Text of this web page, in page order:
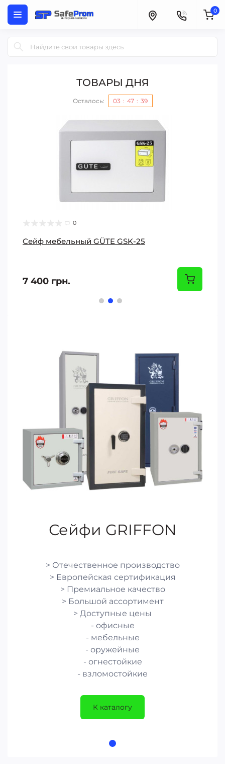
0
Сейфи GRIFFON
> Отечественное производство
> Европейская сертификация
> Премиальное качество
> Большой ассортимент
> Доступные цены
- офисные
- мебельные
- оружейные
- огнестойкие
- взломостойкие
К каталогу
ТОВАРЫ ДНЯ
Осталось: 03 47 39
0
Сейф мебельный GÜTE GSK-25
7 400 грн.